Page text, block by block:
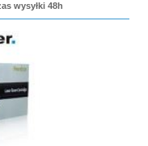
wysyłki 48h